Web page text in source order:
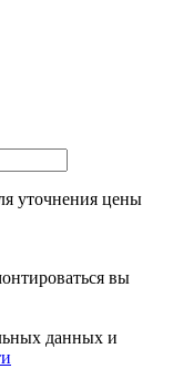
уточнения цены
вы
данных и